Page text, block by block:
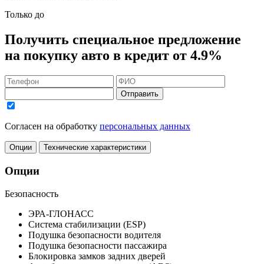
Только до
Получить специальное предложение
на покупку авто в кредит от 4.9%
Отправить
Согласен на обработку персональных данных
Опции Технические характеристики
Опции
Безопасность
ЭРА-ГЛОНАСС
Система стабилизации (ESP)
Подушка безопасности водителя
Подушка безопасности пассажира
Блокировка замков задних дверей